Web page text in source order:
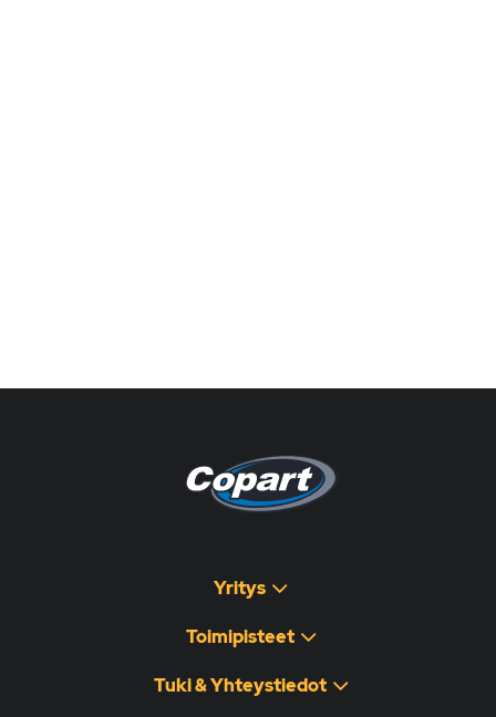
Yritys
Toimipisteet
Tuki & Yhteystiedot